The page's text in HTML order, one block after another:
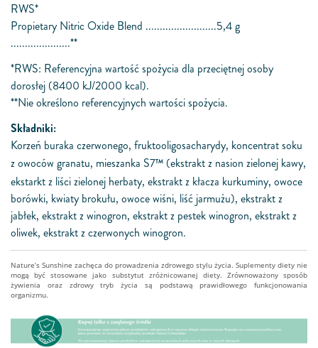
RWS*
Propietary Nitric Oxide Blend .........................5,4 g
.....................**
*RWS: Referencyjna wartość spożycia dla przeciętnej osoby
dorosłej (8400 kJ/2000 kcal).
**Nie określono referencyjnych wartości spożycia.
Składniki:
Korzeń buraka czerwonego, fruktooligosacharydy, koncentrat soku
z owoców granatu, mieszanka S7TM (ekstrakt z nasion zielonej kawy,
ekstarkt z liści zielonej herbaty, ekstrakt z kłacza kurkuminy, owoce
borówki, kwiaty brokułu, owoce wiśni, liść jarmużu), ekstrakt z
jabłek, ekstrakt z winogron, ekstrakt z pestek winogron, ekstrakt z
oliwek, ekstrakt z czerwonych winogron.
Nature’s Sunshine zachęca do prowadzenia zdrowego stylu życia. Suplementy diety nie
mogą być stosowane jako substytut zróżnicowanej diety. Zrównoważony sposób
żywienia oraz zdrowy tryb życia są podstawą prawidłowego funkcjonowania
organizmu.